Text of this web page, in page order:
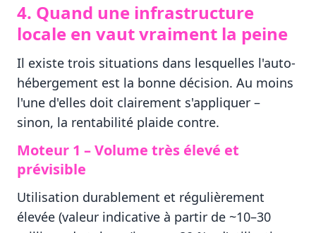
4. Quand une infrastructure
locale en vaut vraiment la peine
Il existe trois situations dans lesquelles l'auto-
hébergement est la bonne décision. Au moins
l'une d'elles doit clairement s'appliquer –
sinon, la rentabilité plaide contre.
Moteur 1 – Volume très élevé et
prévisible
Utilisation durablement et régulièrement
élevée (valeur indicative à partir de ~10–30